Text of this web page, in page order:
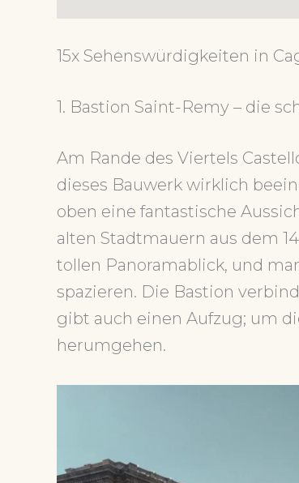
15x Sehenswürdigkeiten in
1. Bastion Saint-Remy – die
Am Rande des Viertels
dieses Bauwerk wirklich
oben eine fantastische
alten Stadtmauern aus dem
tollen Panoramablick, und
spazieren. Die Bastion
gibt auch einen Aufzug; um
herumgehen.